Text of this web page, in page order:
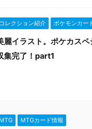
コレクション紹介 ポケモンカー
麗イラスト。ポケカスペ
集完了！part1
MTG MTGカード情報